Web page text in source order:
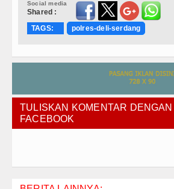
Social media
Shared :
TAGS:
polres-deli-serdang
TULISKAN KOMENTAR
FACEBOOK